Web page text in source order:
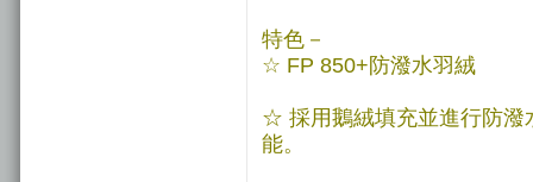
特色－
☆ FP 850+防潑水羽絨
☆ 採用鵝絨填充並進行防潑
能。